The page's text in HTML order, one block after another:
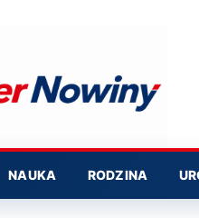
NAUKA RODZINA